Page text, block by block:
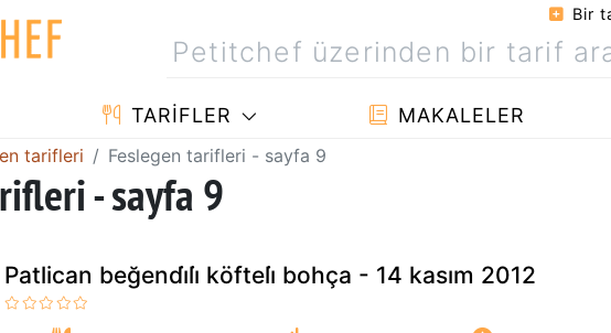
Bir
TARIFLER MAKALELER
tarifleri Feslegen tarifleri - sayfa 9
- sayfa 9
Patlican beğendi̇li̇ köfteli̇ bohça - 14 kasım 2012